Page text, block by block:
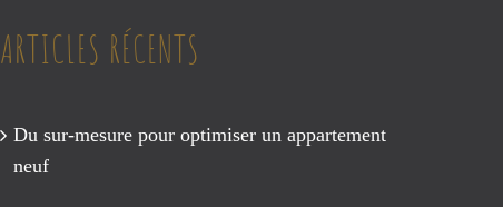
ARTICLES RÉCENTS
Du sur-mesure pour optimiser un appartement
neuf